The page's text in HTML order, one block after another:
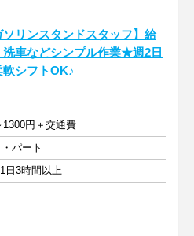
ソリンスタンドスタッフ】給
洗車などシンプル作業★週2日
軟シフトOK♪
1300円＋交通費
パート
日3時間以上